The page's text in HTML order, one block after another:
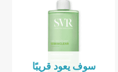
سوف يعود قريبًا